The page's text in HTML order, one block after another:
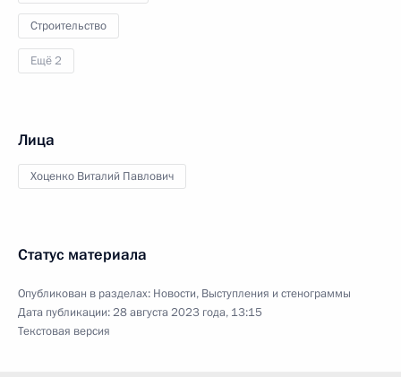
Строительство
Ещё 2
Лица
Хоценко Виталий Павлович
Статус материала
Опубликован в разделах: Новости, Выступления и стенограммы
Дата публикации:28 августа 2023 года, 13:15
Текстовая версия